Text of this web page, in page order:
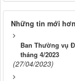
Những tin mới hơn
Ban Thường vụ
tháng 4/2023
(27/04/2023)